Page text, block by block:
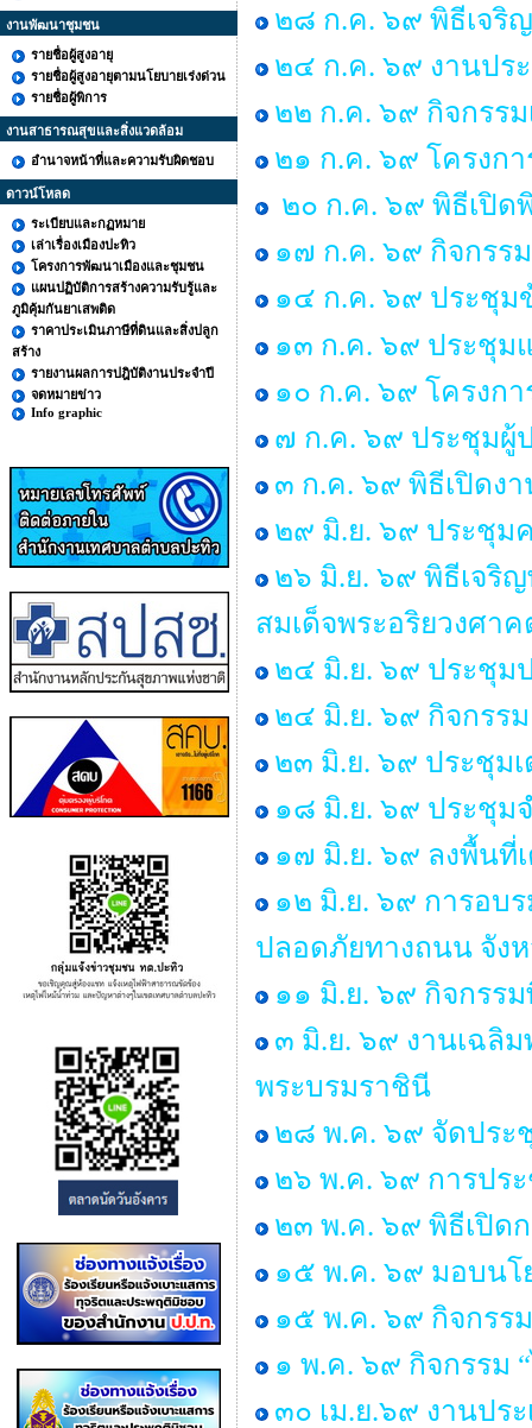
งานพัฒนาชุมชน
รายชื่อผู้สูงอายุ
รายชื่อผู้สูงอายุตามนโยบายเร่งด่วน
รายชื่อผู้พิการ
งานสาธารณสุขและสิ่งแวดล้อม
อำนาจหน้าที่และความรับผิดชอบ
ดาวน์โหลด
ระเบียบและกฏหมาย
เล่าเรื่องเมืองปะทิว
โครงการพัฒนาเมืองและชุมชน
แผนปฏิบัติการสร้างความรับรู้และ
ภูมิคุ้มกันยาเสพติด
ราคาประเมินภาษีที่ดินและสิ่งปลูก
สร้าง
รายงานผลการปฎิบัติงานประจำปี
จดหมายข่าว
Info graphic
๒๘ ก.ค. ๖๙ พิธีเจริ
๒๔ ก.ค. ๖๙ งานปร
๒๒ ก.ค. ๖๙ กิจกรร
๒๑ ก.ค. ๖๙ โครงก
๒๐ ก.ค. ๖๙ พิธีเปิ
๑๗ ก.ค. ๖๙ กิจกรร
๑๔ ก.ค. ๖๙ ประชุม
๑๓ ก.ค. ๖๙ ประชุม
๑๐ ก.ค. ๖๙ โครงก
๗ ก.ค. ๖๙ ประชุมผู้
๓ ก.ค. ๖๙ พิธีเปิดงา
๒๙ มิ.ย. ๖๙ ประชุม
๒๖ มิ.ย. ๖๙ พิธีเจริ
สมเด็จพระอริยวงศ
๒๔ มิ.ย. ๖๙ ประชุม
๒๔ มิ.ย. ๖๙ กิจกรร
๒๓ มิ.ย. ๖๙ ประชุม
๑๘ มิ.ย. ๖๙ ประชุม
๑๗ มิ.ย. ๖๙ ลงพื้นที่
๑๒ มิ.ย. ๖๙ การอบ
ปลอดภัยทางถนน จัง
๑๑ มิ.ย. ๖๙ กิจกรร
๓ มิ.ย. ๖๙ งานเฉลิม
พระบรมราชินี
๒๘ พ.ค. ๖๙ จัดประ
๒๖ พ.ค. ๖๙ การปร
๒๓ พ.ค. ๖๙ พิธีเปิด
๑๕ พ.ค. ๖๙ มอบนโ
๑๕ พ.ค. ๖๙ กิจกรร
๑ พ.ค. ๖๙ กิจกรรม
๓๐ เม.ย.๖๙ งานปร